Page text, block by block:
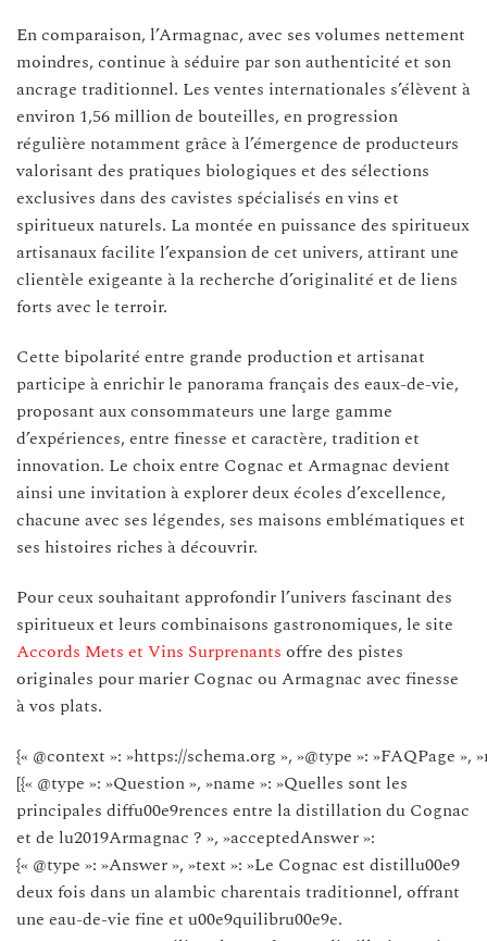
En comparaison, l’Armagnac, avec ses volumes nettement
moindres, continue à séduire par son authenticité et son
ancrage traditionnel. Les ventes internationales s’élèvent à
environ 1,56 million de bouteilles, en progression
régulière notamment grâce à l’émergence de producteurs
valorisant des pratiques biologiques et des sélections
exclusives dans des cavistes spécialisés en vins et
spiritueux naturels. La montée en puissance des spiritueux
artisanaux facilite l’expansion de cet univers, attirant une
clientèle exigeante à la recherche d’originalité et de liens
forts avec le terroir.
Cette bipolarité entre grande production et artisanat
participe à enrichir le panorama français des eaux-de-vie,
proposant aux consommateurs une large gamme
d’expériences, entre finesse et caractère, tradition et
innovation. Le choix entre Cognac et Armagnac devient
ainsi une invitation à explorer deux écoles d’excellence,
chacune avec ses légendes, ses maisons emblématiques et
ses histoires riches à découvrir.
Pour ceux souhaitant approfondir l’univers fascinant des
spiritueux et leurs combinaisons gastronomiques, le site
Accords Mets et Vins Surprenants offre des pistes
originales pour marier Cognac ou Armagnac avec finesse
à vos plats.
{« @context »: »https://schema.org », »@type »: »FAQPage »,
[{« @type »: »Question », »name »: »Quelles sont les
principales diffu00e9rences entre la distillation du Cognac
et de lu2019Armagnac ? », »acceptedAnswer »:
{« @type »: »Answer », »text »: »Le Cognac est distillu00e9
deux fois dans un alambic charentais traditionnel, offrant
une eau-de-vie fine et u00e9quilibru00e9e.